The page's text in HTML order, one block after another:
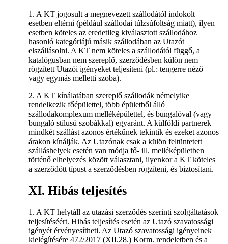
1. A KT jogosult a megnevezett szállodától indokolt
esetben eltérni (például szállodai túlzsúfoltság miatt), ilyen
esetben köteles az eredetileg kiválasztott szállodához
hasonló kategóriájú másik szállodában az Utazót
elszállásolni. A KT nem köteles a szállodától függő, a
katalógusban nem szereplő, szerződésben külön nem
rögzített Utazói igényeket teljesíteni (pl.: tengerre néző
vagy egymás melletti szoba).
2. A KT kínálatában szereplő szállodák némelyike
rendelkezik főépülettel, több épületből álló
szállodakomplexum melléképülettel, és bungalóval (vagy
bungaló stílusú szobákkal) egyaránt. A külföldi partnerek
mindkét szállást azonos értékűnek tekintik és ezeket azonos
árakon kínálják. Az Utazónak csak a külön feltüntetett
szálláshelyek esetén van módja fő- ill. melléképületben
történő elhelyezés között választani, ilyenkor a KT köteles
a szerződött típust a szerződésben rögzíteni, és biztosítani.
XI. Hibás teljesítés
1. A KT helytáll az utazási szerződés szerinti szolgáltatások
teljesítéséért. Hibás teljesítés esetén az Utazó szavatossági
igényét érvényesítheti. Az Utazó szavatossági igényeinek
kielégítésére 472/2017 (XII.28.) Korm. rendeletben és a